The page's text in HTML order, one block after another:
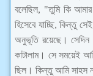
বলেছিল, "তুমি কি
হিসেবে যাচ্ছি, কিন্তু
অনুভূতি রয়েছে। সেদিন
কাটালাম। সে সময়েই
ছিল। কিন্তু আমি সাহস